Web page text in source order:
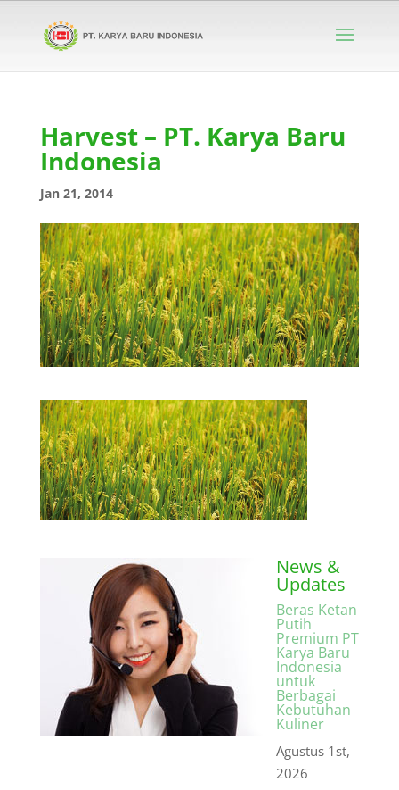
Harvest – PT. Karya Baru
Indonesia
Jan 21, 2014
News &
Updates
Beras Ketan
Putih
Premium PT
Karya Baru
Indonesia
untuk
Berbagai
Kebutuhan
Kuliner
Agustus 1st,
2026